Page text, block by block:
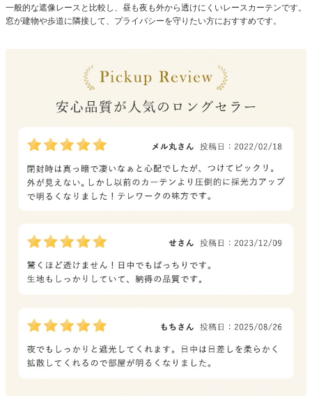
一般的な遮像レースと比較し、昼も夜も外から透けにくいレースカーテンです。
窓が建物や歩道に隣接して、プライバシーを守りたい方におすすめです。